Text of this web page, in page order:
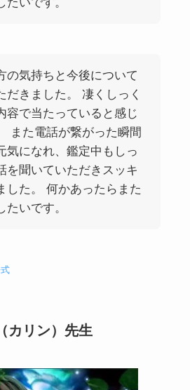
の気持ちと今後について
だきました。 凄くしっく
容で当たっていると感じ
また電話が繋がった瞬間
気になれ、鑑定中もしっ
を聞いていただきスッキ
した。 何かあったらまた
たいです。
リン）先生